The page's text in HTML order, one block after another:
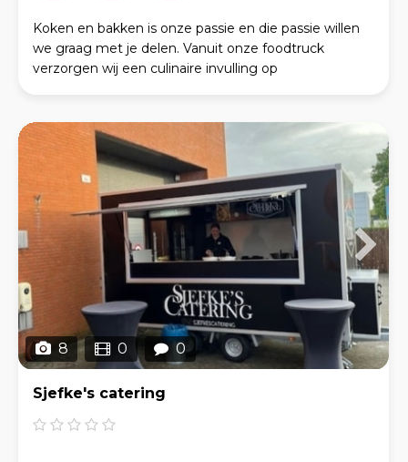
Koken en bakken is onze passie en die passie willen
we graag met je delen. Vanuit onze foodtruck
verzorgen wij een culinaire invulling op
8 0 0
Sjefke's catering